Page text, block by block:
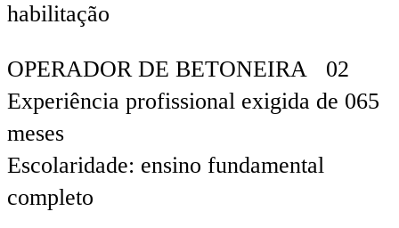
habilitação
OPERADOR DE BETONEIRA 02
Experiência profissional exigida de 065
meses
Escolaridade: ensino fundamental
completo